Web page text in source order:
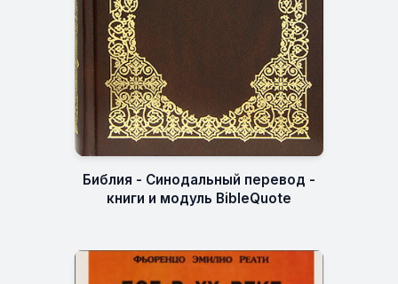
Библия - Синодальный перевод -
книги и модуль BibleQuote